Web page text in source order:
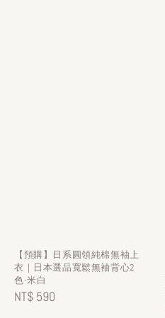
【預購】日系圓領純棉無袖上
衣｜日本選品寬鬆無袖背心2
色-米白
Regular
NT$ 590